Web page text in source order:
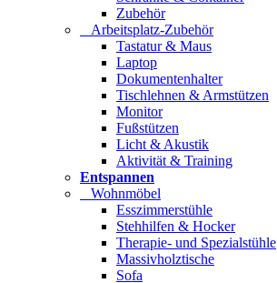
Zubehör
Arbeitsplatz-Zubehör
Tastatur & Maus
Laptop
Dokumentenhalter
Tischlehnen & Armstützen
Monitor
Fußstützen
Licht & Akustik
Aktivität & Training
Entspannen
Wohnmöbel
Esszimmerstühle
Stehhilfen & Hocker
Therapie- und Spezialstühle
Massivholztische
Sofa